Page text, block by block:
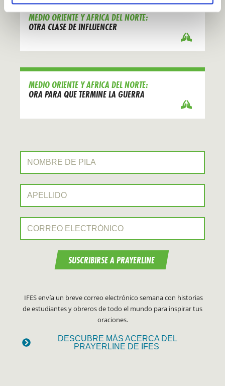
MEDIO ORIENTE Y AFRICA DEL NORTE:
OTRA CLASE DE INFLUENCER
MEDIO ORIENTE Y AFRICA DEL NORTE:
ORA PARA QUE TERMINE LA GUERRA
Nombre de pila:
Apellido:
Correo electrónico:
SUSCRIBIRSE A PRAYERLINE
IFES envía un breve correo electrónico semana con historias
de estudiantes y obreros de todo el mundo para inspirar tus
oraciones.
DESCUBRE MÁS ACERCA DEL
PRAYERLINE DE IFES